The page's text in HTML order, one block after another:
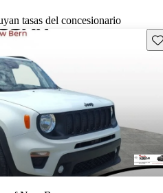
tasas del concesionario